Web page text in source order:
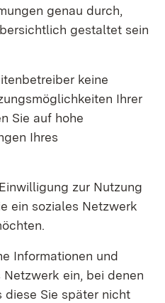
genau durch,
gestaltet sein
keine
Ihrer
Sie auf hohe
Ihres
zur Nutzung
ein soziales Netzwerk
Informationen und
ein, bei denen
diese Sie später nicht